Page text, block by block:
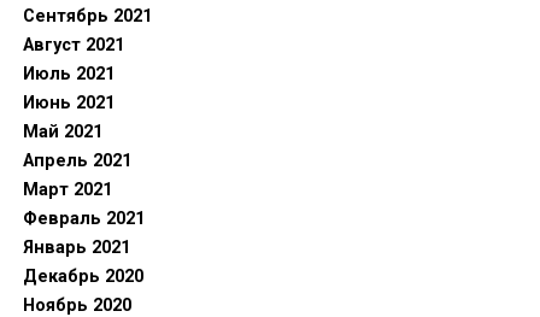
Сентябрь 2021
Август 2021
Июль 2021
Июнь 2021
Май 2021
Апрель 2021
Март 2021
Февраль 2021
Январь 2021
Декабрь 2020
Ноябрь 2020